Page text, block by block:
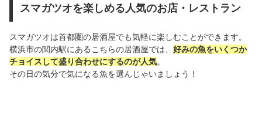
スマガツオを楽しめる人気のお店・レストラン
スマガツオは首都圏の居酒屋でも気軽に楽しむことができます。
横浜市の関内駅にあるこちらの居酒屋では、 好みの魚をいくつか
チョイスして盛り合わせにするのが人気。
その日の気分で気になる魚を選んじゃいましょう！